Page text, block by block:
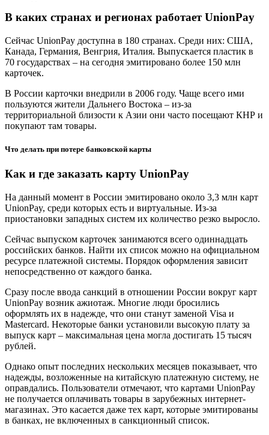
В каких странах и регионах работает UnionPay
Сейчас UnionPay доступна в 180 странах. Среди них: США,
Канада, Германия, Венгрия, Италия. Выпускается пластик в
70 государствах – на сегодня эмитировано более 150 млн
карточек.
В России карточки внедрили в 2006 году. Чаще всего ими
пользуются жители Дальнего Востока – из-за
территориальной близости к Азии они часто посещают КНР и
покупают там товары.
Что делать при потере банковской карты
Как и где заказать карту UnionPay
На данный момент в России эмитировано около 3,3 млн карт
UnionPay, среди которых есть и виртуальные. Из-за
приостановки западных систем их количество резко выросло.
Сейчас выпуском карточек занимаются всего одиннадцать
российских банков. Найти их список можно на официальном
ресурсе платежной системы. Порядок оформления зависит
непосредственно от каждого банка.
Сразу после ввода санкций в отношении России вокруг карт
UnionPay возник ажиотаж. Многие люди бросились
оформлять их в надежде, что они станут заменой Visa и
Mastercard. Некоторые банки установили высокую плату за
выпуск карт – максимальная цена могла достигать 15 тысяч
рублей.
Однако опыт последних нескольких месяцев показывает, что
надежды, возложенные на китайскую платежную систему, не
оправдались. Пользователи отмечают, что картами UnionPay
не получается оплачивать товары в зарубежных интернет-
магазинах. Это касается даже тех карт, которые эмитированы
в банках, не включенных в санкционный список.